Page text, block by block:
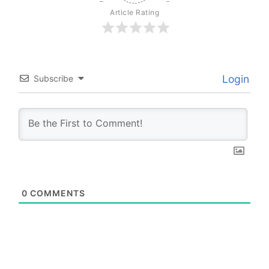
Article Rating
Subscribe Login
0 COMMENTS